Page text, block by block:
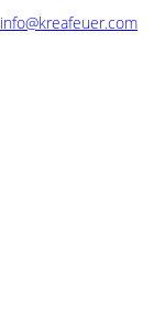
info@kreafeuer.com